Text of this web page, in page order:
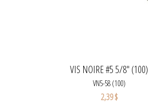
VIS NOIRE #5 5/8" (100)
VN5-58 (100)
2,39 $